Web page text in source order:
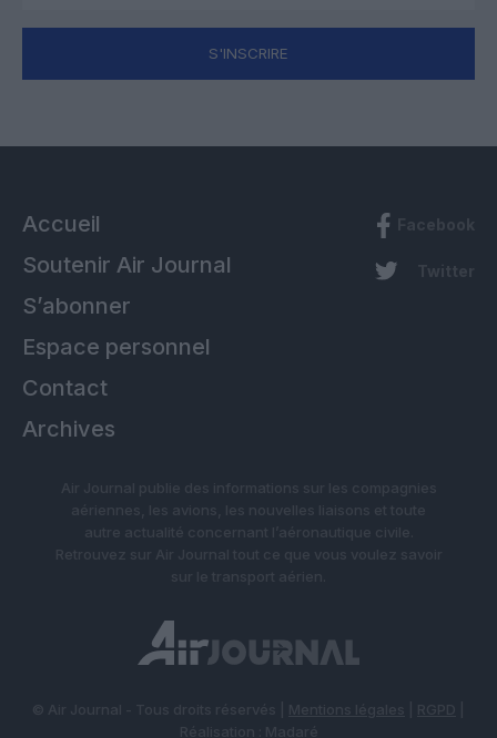
S'INSCRIRE
Accueil
Soutenir Air Journal
S’abonner
Espace personnel
Contact
Archives